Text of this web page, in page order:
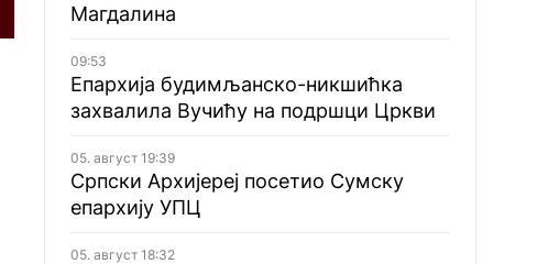
Магдалина
09:53
Епархија будимљанско-никшићка
захвалила Вучићу на подршци Цркви
05. август 19:39
Српски Архијереј посетио Сумску
епархију УПЦ
05. август 18:32